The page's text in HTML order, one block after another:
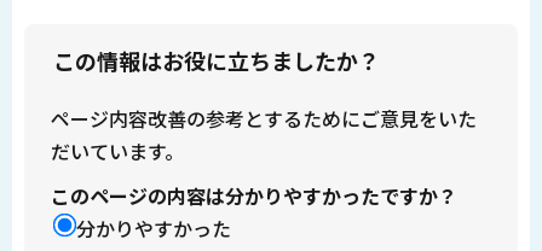
この情報はお役に立ちましたか？
ページ内容改善の参考とするためにご意見をいた
だいています。
このページの内容は分かりやすかったですか？
分かりやすかった